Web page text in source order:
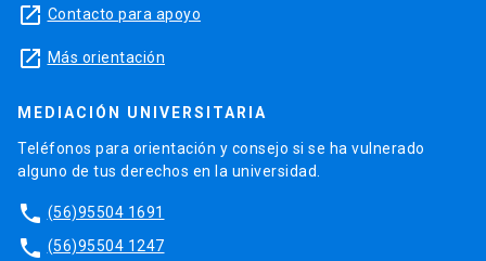
launch Contacto para apoyo
launch Más orientación
MEDIACIÓN UNIVERSITARIA
Teléfonos para orientación y consejo si se ha vulnerado
alguno de tus derechos en la universidad.
phone (56)95504 1691
phone (56)95504 1247